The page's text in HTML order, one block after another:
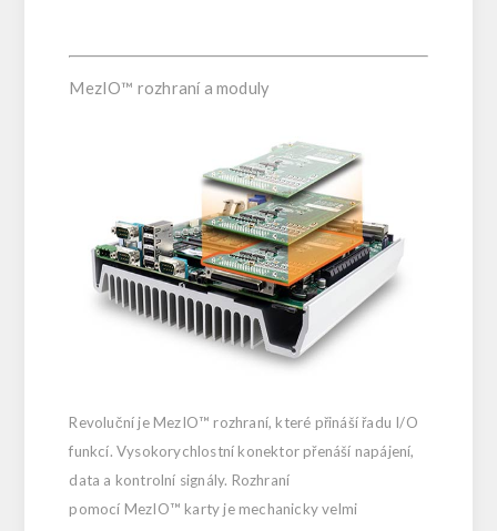
MezIO™ rozhraní a moduly
Revoluční je MezIO™ rozhraní, které přináší řadu I/O
funkcí. Vysokorychlostní konektor přenáší napájení,
data a kontrolní signály. Rozhraní
pomocí MezIO™ karty je mechanicky velmi